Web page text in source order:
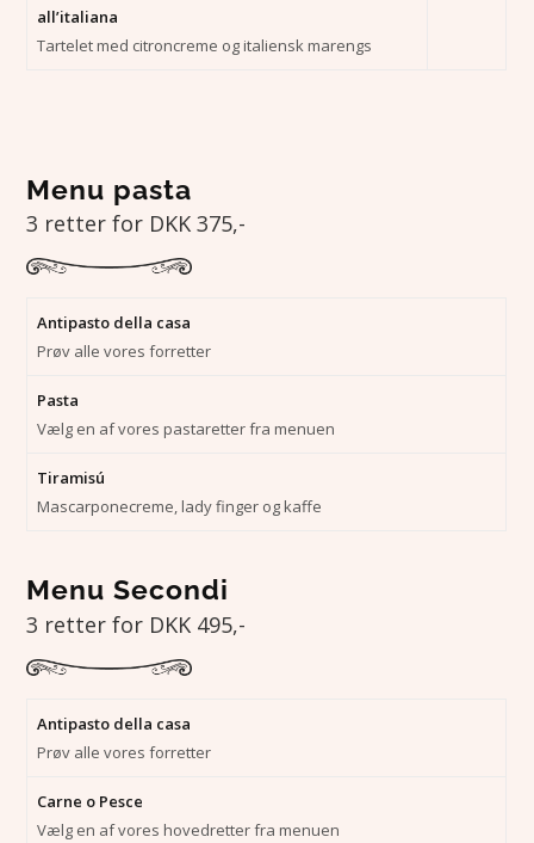
all’italiana
Tartelet med citroncreme og italiensk marengs
Menu pasta
3 retter for DKK 375,-
Antipasto della casa
Prøv alle vores forretter
Pasta
Vælg en af vores pastaretter fra menuen
Tiramisú
Mascarponecreme, lady finger og kaffe
Menu Secondi
3 retter for DKK 495,-
Antipasto della casa
Prøv alle vores forretter
Carne o Pesce
Vælg en af vores hovedretter fra menuen